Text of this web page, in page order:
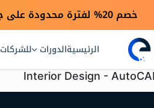
خصم 20% لفترة محدودة على جميع الدورات بمناسبة انطلاق موقعنا الجديد — استخدم كود engo20
الرئيسيةالدورات للشركات
Interior Design -